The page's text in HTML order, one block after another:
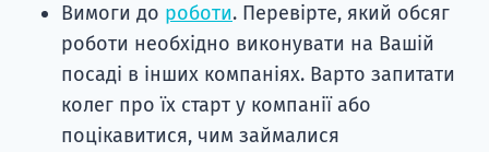
Вимоги до роботи. Перевірте, який обсяг
роботи необхідно виконувати на Вашій
посаді в інших компаніях. Варто запитати
колег про їх старт у компанії або
поцікавитися, чим займалися